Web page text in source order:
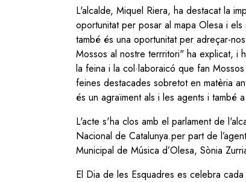
L'alcalde, Miquel Riera, ha destacat la
oportunitat per posar al mapa Olesa i
també és una oportunitat per adreçar-
Mossos al nostre terrritori" ha explicat, i
la feina i la col·laboraicó que fan
feines destacades sobretot en matèria
és un agraïment als i les agents i també
L'acte s'ha clos amb el parlament de
Nacional de Catalunya.per part de
Municipal de Música d’Olesa, Sònia
El Dia de les Esquadres es celebra